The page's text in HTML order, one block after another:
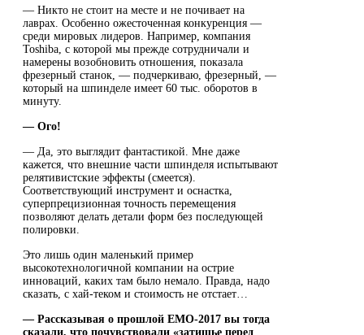
― Никто не стоит на месте и не почивает на
лаврах. Особенно ожесточенная конкуренция —
среди мировых лидеров. Например, компания
Toshiba, с которой мы прежде сотрудничали и
намерены возобновить отношения, показала
фрезерный станок, — подчеркиваю, фрезерный, —
который на шпинделе имеет 60 тыс. оборотов в
минуту.
― Ого!
― Да, это выглядит фантастикой. Мне даже
кажется, что внешние части шпинделя испытывают
релятивистские эффекты (смеется).
Соответствующий инструмент и оснастка,
суперпрецизионная точность перемещения
позволяют делать детали форм без последующей
полировки.
Это лишь один маленький пример
высокотехнологичной компании на острие
инноваций, каких там было немало. Правда, надо
сказать, с хай-теком и стоимость не отстает…
― Рассказывая о прошлой EMO-2017 вы тогда
сказали, что почувствовали «затишье перед